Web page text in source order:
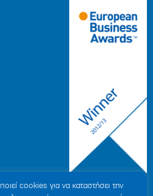
cookies για να καταστήσει την